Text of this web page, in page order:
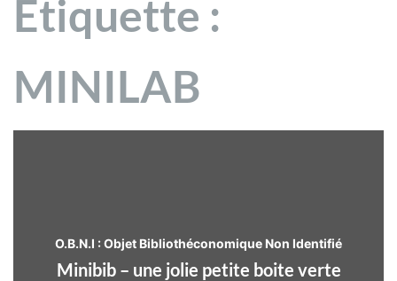
Étiquette :
MINILAB
O.B.N.I : Objet Bibliothéconomique Non Identifié
Minibib – une jolie petite boite verte